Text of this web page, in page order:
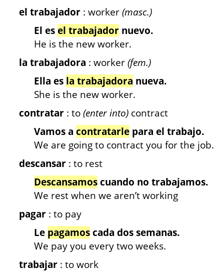
el trabajador : worker(masc.)
El esel trabajador nuevo.
He is the new worker.
la trabajadora : worker(fem.)
Ella es la trabajadora nueva.
She is the new worker.
contratar : to(enter into) contract
Vamos a contratarle para el trabajo.
We are going to contract you for the job.
descansar : to rest
Descansamoscuando no trabajamos.
We rest when we aren’t working
pagar : to pay
Le pagamoscada dos semanas.
We pay you every two weeks.
trabajar : to work